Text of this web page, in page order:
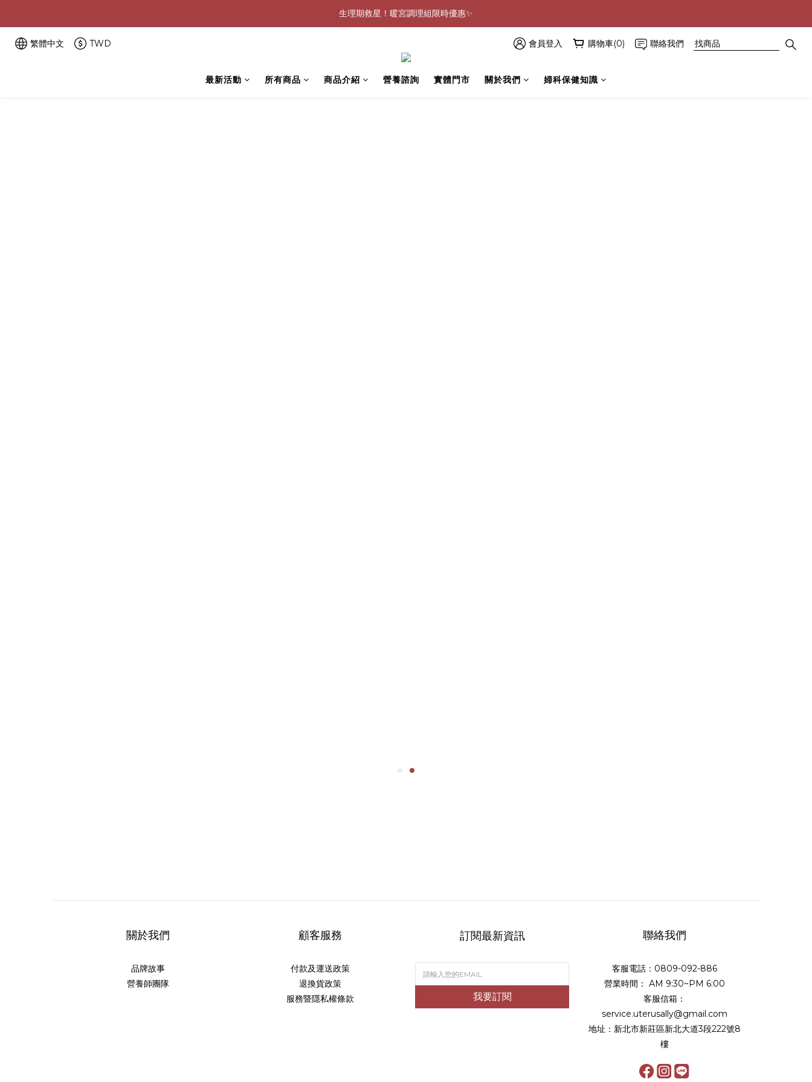
0805-0808指定商品滿$2000結帳88折💖
生理期救星！暖宮調理組限時優惠✨
繁體中文 TWD 會員登入 購物車(0) 聯絡我們
最新活動 所有商品 商品介紹 營養諮詢 實體門市 關於我們 婦科保健知識
關於我們
品牌故事
營養師團隊
顧客服務
付款及運送政策
退換貨政策
服務暨隱私權條款
訂閱最新資訊
我要訂閱
聯絡我們
客服電話：0809-092-886
營業時間： AM 9:30~PM 6:00
客服信箱：
service.uterusally@gmail.com
地址：新北市新莊區新北大道3段222號8
樓